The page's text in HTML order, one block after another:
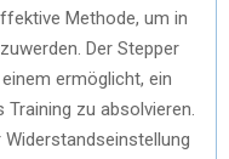
Methode, um in
Der Stepper
ermöglicht, ein
zu absolvieren.